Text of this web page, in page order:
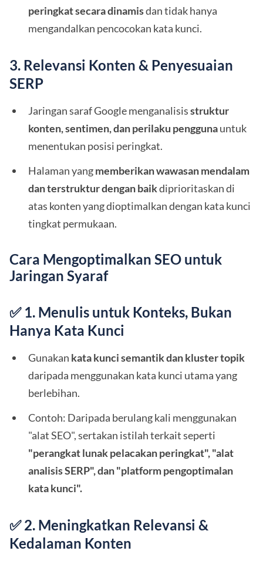
peringkat secara dinamisdan tidak hanya
mengandalkan pencocokan kata kunci.
3. Relevansi Konten & Penyesuaian
SERP
Jaringan saraf Google menganalisisstruktur
konten, sentimen, dan perilaku penggunauntuk
menentukan posisi peringkat.
Halaman yangmemberikan wawasan mendalam
dan terstruktur dengan baikdiprioritaskan di
atas konten yang dioptimalkan dengan kata kunci
tingkat permukaan.
Cara Mengoptimalkan SEO untuk
Jaringan Syaraf
✅ 1. Menulis untuk Konteks, Bukan
Hanya Kata Kunci
Gunakan kata kunci semantik dan kluster topik
daripada menggunakan kata kunci utama yang
berlebihan.
Contoh: Daripada berulang kali menggunakan
"alat SEO", sertakan istilah terkait seperti
"perangkat lunak pelacakan peringkat", "alat
analisis SERP", dan "platform pengoptimalan
kata kunci".
✅ 2. Meningkatkan Relevansi &
Kedalaman Konten